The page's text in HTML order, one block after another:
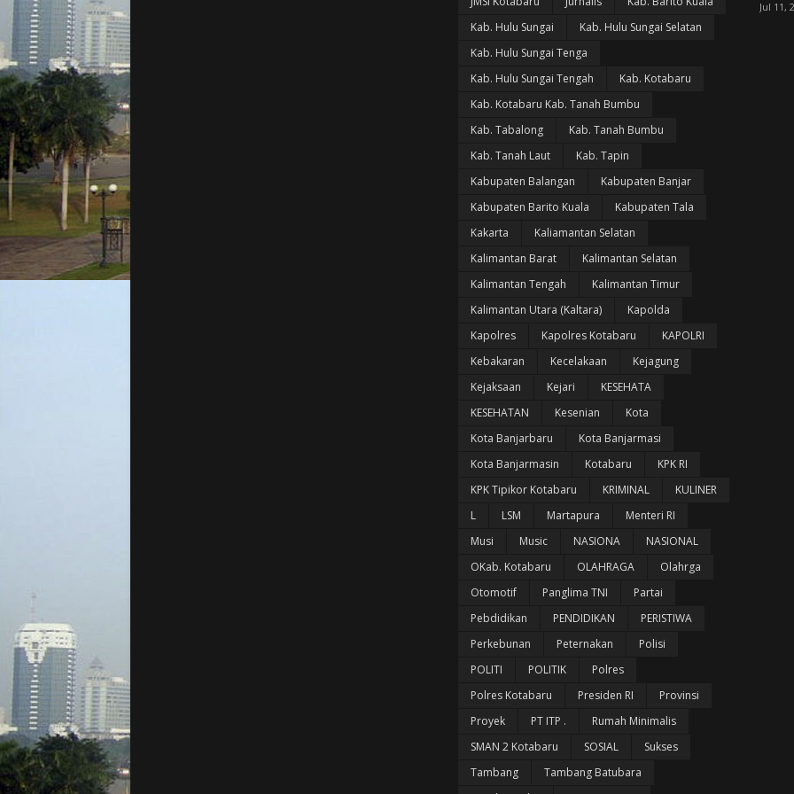
Kab. Hulu Sungai
Kab. Hulu Sungai Selatan
Kab. Hulu Sungai Tenga
Kab. Hulu Sungai Tengah
Kab. Kotabaru
Kab. Kotabaru Kab. Tanah Bumbu
Kab. Tabalong
Kab. Tanah Bumbu
Kab. Tanah Laut
Kab. Tapin
Kabupaten Balangan
Kabupaten Banjar
Kabupaten Barito Kuala
Kabupaten Tala
Kakarta
Kaliamantan Selatan
Kalimantan Barat
Kalimantan Selatan
Kalimantan Tengah
Kalimantan Timur
Kalimantan Utara (Kaltara)
Kapolda
Kapolres
Kapolres Kotabaru
KAPOLRI
Kebakaran
Kecelakaan
Kejagung
Kejaksaan
Kejari
KESEHATA
KESEHATAN
Kesenian
Kota
Kota Banjarbaru
Kota Banjarmasi
Kota Banjarmasin
Kotabaru
KPK RI
KPK Tipikor Kotabaru
KRIMINAL
KULINER
L
LSM Martapura
Menteri RI
Musi
Music NASIONA
NASIONAL
OKab. Kotabaru
OLAHRAGA
Olahrga
Otomotif
Panglima TNI
Partai
Pebdidikan
PENDIDIKAN
PERISTIWA
Perkebunan
Peternakan
Polisi
POLITI
POLITIK
Polres
Polres Kotabaru
Presiden RI
Provinsi
Proyek
PT ITP .
Rumah Minimalis
SMAN 2 Kotabaru
SOSIAL
Sukses
Tambang
Tambang Batubara
Jul 11,